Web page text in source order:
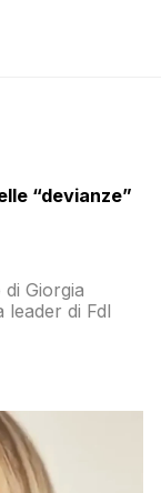
“devianze”
Giorgia
di FdI